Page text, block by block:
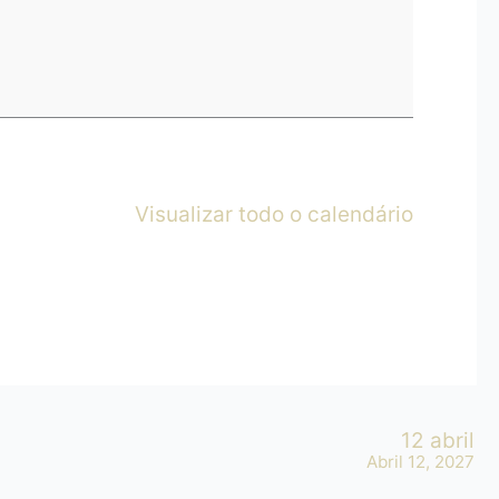
Visualizar todo o calendário
12 abril
Abril 12, 2027